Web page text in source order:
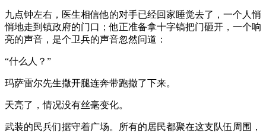
九点钟左右，医生相信他的对手已经回家睡觉去了，一个人悄
悄地走到镇政府的门口；他正准备拿十字镐把门砸开，一个响
亮的声音，是个卫兵的声音忽然问道：
“什么人？”
玛萨雷尔先生撒开腿连奔带跑撤了下来。
天亮了，情况没有丝毫变化。
武装的民兵们据守着广场。所有的居民都聚在这支队伍周围，